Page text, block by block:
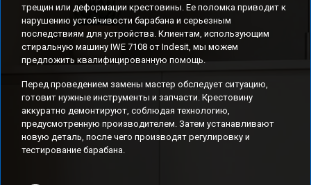
трещин или деформации крестовины. Ее поломка приводит к
нарушению устойчивости барабана и серьезным
последствиям для устройства. Клиентам, использующим
стиральную машину IWE 7108 от Indesit, мы можем
предложить квалифицированную помощь.
Перед проведением замены мастер обследует ситуацию,
готовит нужные инструменты и запчасти. Крестовину
аккуратно демонтируют, соблюдая технологию,
предусмотренную производителем. Затем устанавливают
новую деталь, после чего производят регулировку и
тестирование барабана.